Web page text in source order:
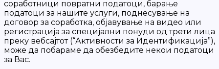
соработници повратни податоци, барање
податоци за нашите услуги, поднесување на
договор за соработка, објавување на видео или
регистрација за специјални понуди од трети лица
преку вебсајтот (“Активности за Идентификација”),
може да побараме да обезбедите некои податоци
за Вас.